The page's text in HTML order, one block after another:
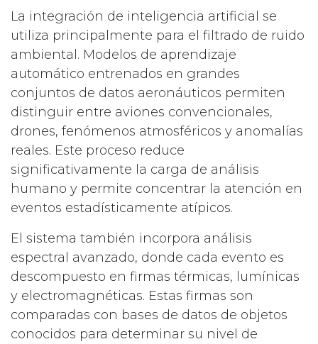
La integración de inteligencia artificial se
utiliza principalmente para el filtrado de ruido
ambiental. Modelos de aprendizaje
automático entrenados en grandes
conjuntos de datos aeronáuticos permiten
distinguir entre aviones convencionales,
drones, fenómenos atmosféricos y anomalías
reales. Este proceso reduce
significativamente la carga de análisis
humano y permite concentrar la atención en
eventos estadísticamente atípicos.
El sistema también incorpora análisis
espectral avanzado, donde cada evento es
descompuesto en firmas térmicas, lumínicas
y electromagnéticas. Estas firmas son
comparadas con bases de datos de objetos
conocidos para determinar su nivel de